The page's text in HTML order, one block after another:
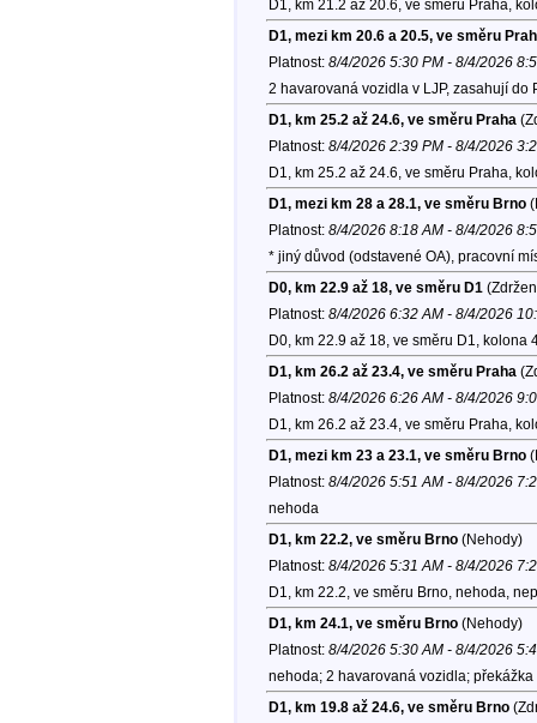
D1, km 21.2 až 20.6, ve směru Praha,
D1, mezi km 20.6 a 20.5, ve směru
Platnost: 8/4/2026 5:30 PM - 8/4/2026
2 havarovaná vozidla v LJP, zasahují do
D1, km 25.2 až 24.6, ve směru Praha
Platnost: 8/4/2026 2:39 PM - 8/4/2026
D1, km 25.2 až 24.6, ve směru Praha,
D1, mezi km 28 a 28.1, ve směru Brno
Platnost: 8/4/2026 8:18 AM - 8/4/2026
* jiný důvod (odstavené OA), pracovní
D0, km 22.9 až 18, ve směru D1
Platnost: 8/4/2026 6:32 AM - 8/4/2026
D0, km 22.9 až 18, ve směru D1, kolona
D1, km 26.2 až 23.4, ve směru Praha
Platnost: 8/4/2026 6:26 AM - 8/4/2026
D1, km 26.2 až 23.4, ve směru Praha,
D1, mezi km 23 a 23.1, ve směru Brno
Platnost: 8/4/2026 5:51 AM - 8/4/2026
nehoda
D1, km 22.2, ve směru Brno(Nehody)
Platnost: 8/4/2026 5:31 AM - 8/4/2026
D1, km 22.2, ve směru Brno, nehoda,
D1, km 24.1, ve směru Brno(Nehody)
Platnost: 8/4/2026 5:30 AM - 8/4/2026
nehoda; 2 havarovaná vozidla;
D1, km 19.8 až 24.6, ve směru Brno